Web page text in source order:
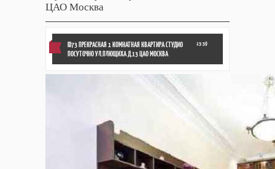
ЦАО Москва
13:39
ID73 ПРЕКРАСНАЯ 1 КОМНАТНАЯ КВАРТИРА СТУДИО
ПОСУТОЧНО УЛ.ПЛЮЩИХА Д.13 ЦАО МОСКВА